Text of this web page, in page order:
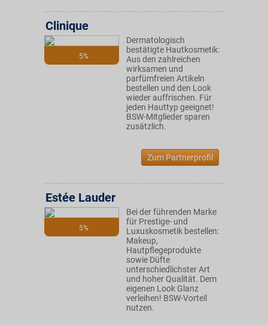
5%
Clinique
Dermatologisch
bestätigte Hautkosmetik:
Aus den zahlreichen
wirksamen und
parfümfreien Artikeln
bestellen und den Look
wieder auffrischen. Für
jeden Hauttyp geeignet!
BSW-Mitglieder sparen
zusätzlich.
Zum Partnerprofil
5%
Estée Lauder
Bei der führenden Marke
für Prestige- und
Luxuskosmetik bestellen:
Makeup,
Hautpflegeprodukte
sowie Düfte
unterschiedlichster Art
und hoher Qualität. Dem
eigenen Look Glanz
verleihen! BSW-Vorteil
nutzen.